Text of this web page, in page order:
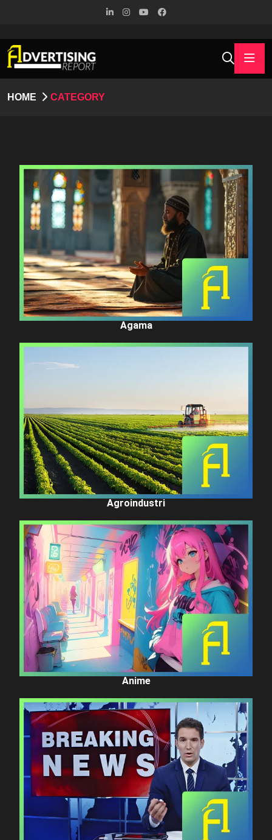
HOME CATEGORY
Agama
Agroindustri
Anime